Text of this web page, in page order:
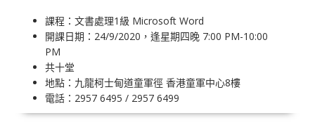
課程：文書處理1級 Microsoft Word
開課日期：24/9/2020，逢星期四晚 7:00 PM-10:00
PM
共十堂
地點：九龍柯士甸道童軍徑 香港童軍中心8樓
電話：2957 6495 / 2957 6499